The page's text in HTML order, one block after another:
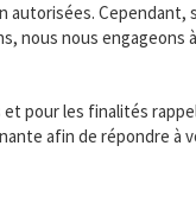
nous nous engageons
pour les finalités
afin de répondre à